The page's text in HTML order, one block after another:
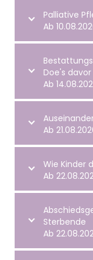
Palliative
Ab
Doe's
Ab
Ab
Wie Kinder
Ab
Sterbende
Ab